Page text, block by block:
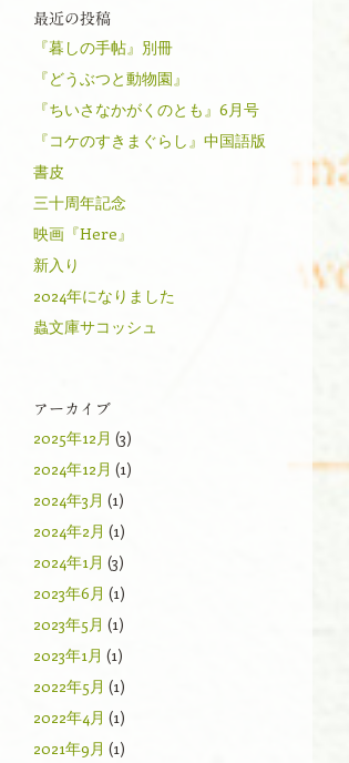
最近の投稿
『暮しの手帖』別冊
『どうぶつと動物園』
『ちいさなかがくのとも』6月号
『コケのすきまぐらし』中国語版
書皮
三十周年記念
映画『Here』
新入り
2024年になりました
蟲文庫サコッシュ
アーカイブ
2025年12月 (3)
2024年12月 (1)
2024年3月 (1)
2024年2月 (1)
2024年1月 (3)
2023年6月 (1)
2023年5月 (1)
2023年1月 (1)
2022年5月 (1)
2022年4月 (1)
2021年9月 (1)